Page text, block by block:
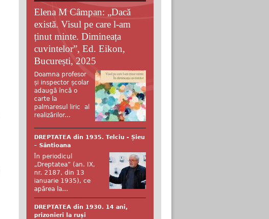
Elena M Câmpan: „Dacă
există. Visul pe care l-am
ținut minte. Dimineața
cuvintelor”, Ed. Eikon,
București, 2025
Doamna profesor
și inspector școlar
adaugă încă o
carte la
palmaresul liric al
realizărilor...
DREPTATEA din 1935. Telciu - Șieu
– Sântioana
În periodicul
„Dreptatea” (an. IX,
nr. 2187, din 13
ianuarie 1935), ce
apărea la...
DREPTATEA din 1930. 14 ani,
prizonieri la ruși